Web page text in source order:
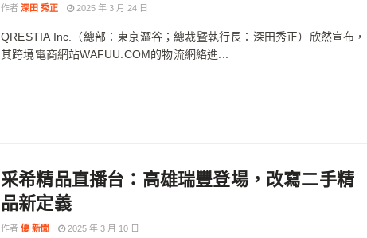
作者 深田 秀正 2025 年 3 月 24 日
QRESTIA Inc.（總部：東京澀谷；總裁暨執行長：深田秀正）欣然宣布，
其跨境電商網站WAFUU.COM的物流網絡進...
采希精品直播台：高雄瑞豐登場，改寫二手精
品新定義
作者 優 新聞 2025 年 3 月 10 日